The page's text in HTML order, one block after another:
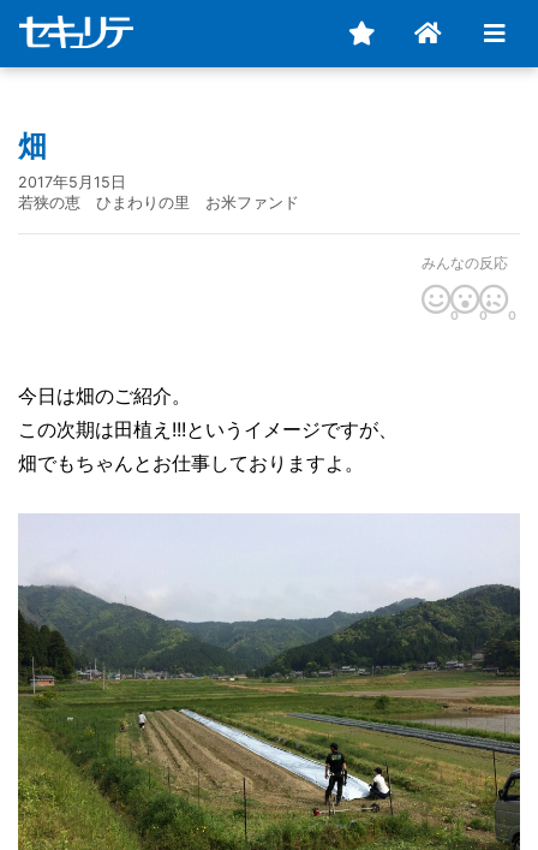
畑
2017年5月15日
若狭の恵 ひまわりの里 お米ファンド
みんなの反応
0 0 0
今日は畑のご紹介。
この次期は田植え!!!というイメージですが、
畑でもちゃんとお仕事しておりますよ。